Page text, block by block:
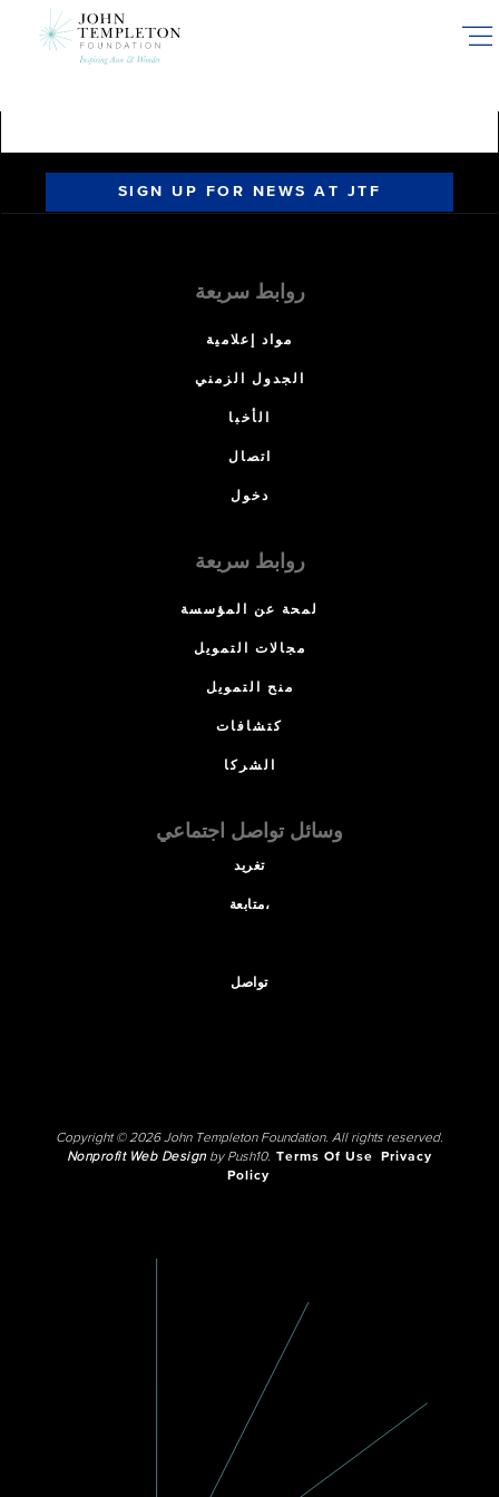
SIGN UP FOR NEWS AT JTF
روابط سريعة
مواد إعلامية
الجدول الزمني
الأخبا
اتصال
دخول
روابط سريعة
لمحة عن المؤسسة
مجالات التمويل
منح التمويل
كتشافات
الشركا
وسائل تواصل اجتماعي
تغريد
متابعة،
تواصل
Copyright © 2026 John Templeton Foundation. All rights reserved.
Nonprofit Web Designby Push10. Terms Of Use
Privacy
Policy